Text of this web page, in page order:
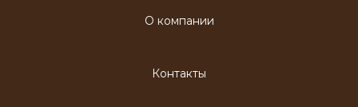
О компании
Контакты